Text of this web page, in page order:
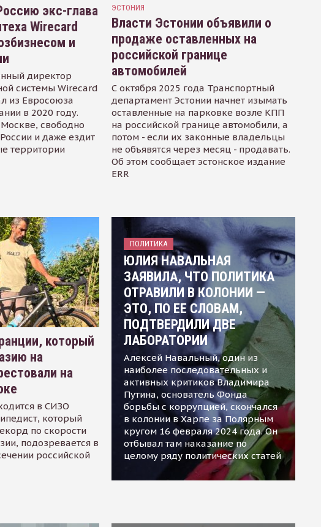
экс-глава
Wirecard
и
директор
системы Wirecard
из Евросоюза
в 2020 году.
свободно
и даже ездит
территории
ЭСТОНИЯ
Власти Эстонии объявили о
продаже оставленных на
российской границе
автомобилей
С октября 2025 года Транспортный
департамент Эстонии начнет изымать
оставленные на парковке возле КПП
на российской границе автомобили, а
потом - если их законные владельцы
не объявятся через месяц - продавать.
Об этом сообщает эстонское издание
ERR
который
на
на
в СИЗО
который
по скорости
подозревается в
российской
ПОЛИТИКА
ЮЛИЯ НАВАЛЬНАЯ
ЗАЯВИЛА, ЧТО ПОЛИТИКА
ОТРАВИЛИ В КОЛОНИИ —
ЭТО, ПО ЕЕ СЛОВАМ,
ПОДТВЕРДИЛИ ДВЕ
ЛАБОРАТОРИИ
Алексей Навальный, один из
наиболее последовательных и
активных критиков Владимира
Путина, основатель Фонда
борьбы с коррупцией, скончался
в колонии в Харпе за Полярным
кругом 16 февраля 2024 года. Он
отбывал там наказание по
целому ряду политических статей